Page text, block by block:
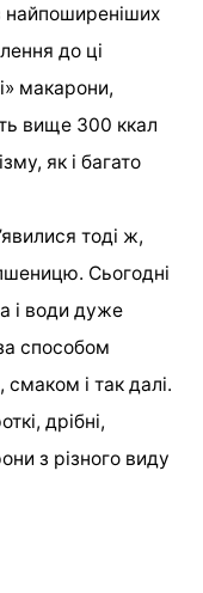
найпоширеніших
до ці
макарони,
вище 300 ккал
як і багато
тоді ж,
Сьогодні
і води дуже
способом
і так далі.
дрібні,
з різного виду